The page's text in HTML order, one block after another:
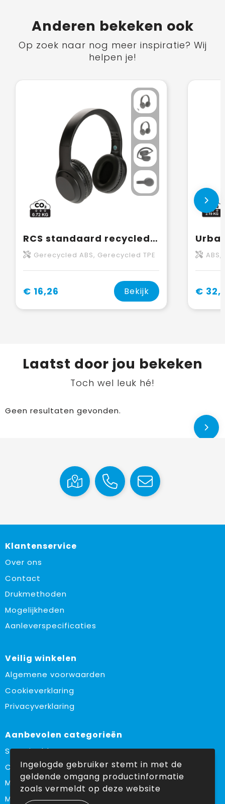
Anderen bekeken ook
Op zoek naar nog meer inspiratie? Wij
helpen je!
RCS standaard recycled plastic hoofdtelefoon
Gerecycled ABS, Gerecycled TPE
€ 16,26 Bekijk
ABS,
€
Laatst door jou bekeken
Toch wel leuk hé!
Geen resultaten gevonden.
Klantenservice
Over ons
Contact
Drukmethoden
Mogelijkheden
Aanleverspecificaties
Veilig winkelen
Algemene voorwaarden
Cookieverklaring
Privacyverklaring
Aanbevolen categorieën
Sustainable
Custom made
Made in Europe
Must haves
Ingelogde gebruiker stemt in met de
geldende omgang productinformatie
zoals vermeldt op deze website